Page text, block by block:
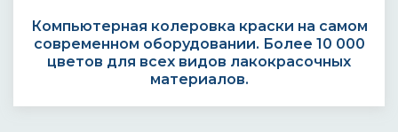
Компьютерная колеровка краски на самом
современном оборудовании. Более 10 000
цветов для всех видов лакокрасочных
материалов.